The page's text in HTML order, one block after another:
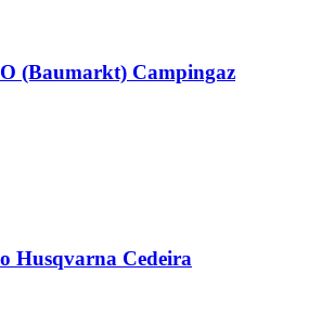
(Baumarkt) Campingaz
Husqvarna Cedeira